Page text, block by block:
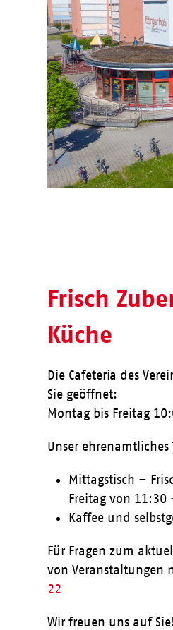
Frisch
Küche
Die Cafeteria des
Sie geöffnet:
Montag bis Freitag
Unser ehrenamtliches
Mittagstisch –
Freitag von 11:30
Kaffee und
Für Fragen zum
von Veranstaltungen
22
Wir freuen uns auf